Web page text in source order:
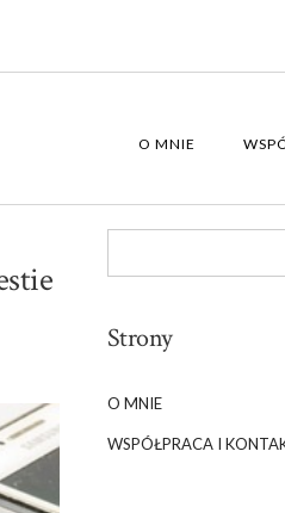
O MNIE
Strony
O MNIE
WSPÓŁPRACA I